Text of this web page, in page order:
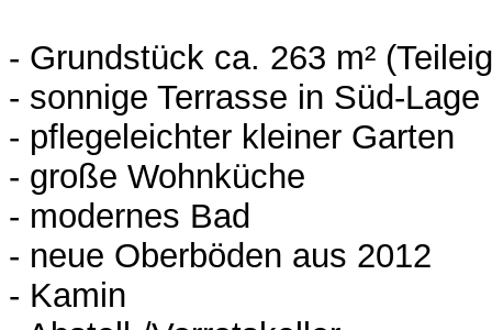
- Grundstück ca. 263 m²
- sonnige Terrasse in Süd-Lage
- pflegeleichter kleiner Garten
- große Wohnküche
- modernes Bad
- neue Oberböden aus 2012
- Kamin